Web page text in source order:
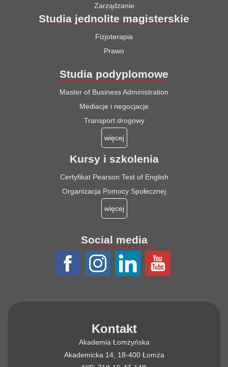
Zarządzanie
Studia jednolite magisterskie
Fizjoterapia
Prawo
Studia podyplomowe
Master of Business Administration
Mediacje i negocjacje
Transport drogowy
więcej
Kursy i szkolenia
Certyfikat Pearson Test of English
Organizacja Pomocy Społecznej
więcej
Social media
Kontakt
Akademia Łomżyńska
Akademicka 14, 18-400 Łomża